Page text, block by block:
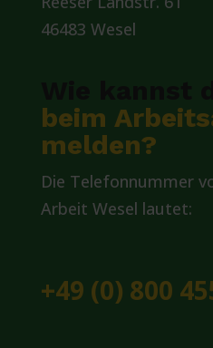
46483 Wesel
beim
melden?
Die Telefonnummer
Arbeit Wesel lautet:
+49 (0) 800